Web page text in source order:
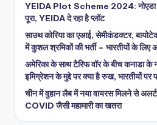
YEIDA Plot Scheme 2024: नोएडा में
पूरा, YEIDA दे रहा है प्लॉट
साउथ कोरिया का एआई, सेमीकंडक्टर,
में कुशल श्रमिकों की भर्ती – भारतीयों के लिए
अमेरिका के साथ टैरिफ वॉर के बीच कनाडा के नए
इमिग्रेशन के मुद्दे पर क्या है रुख, भारतीयों पर
चीन में वुहान लैब में नया वायरस मिलने से
COVID जैसी महामारी का खतरा